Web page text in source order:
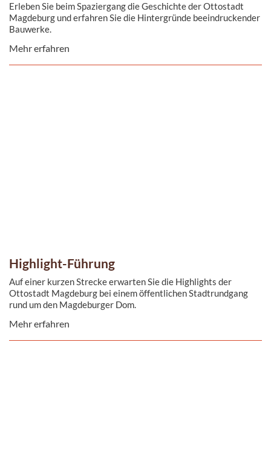
Erleben Sie beim Spaziergang die Geschichte der Ottostadt
Magdeburg und erfahren Sie die Hintergründe beeindruckender
Bauwerke.
Mehr erfahren
Highlight-Führung
Auf einer kurzen Strecke erwarten Sie die Highlights der
Ottostadt Magdeburg bei einem öffentlichen Stadtrundgang
rund um den Magdeburger Dom.
Mehr erfahren